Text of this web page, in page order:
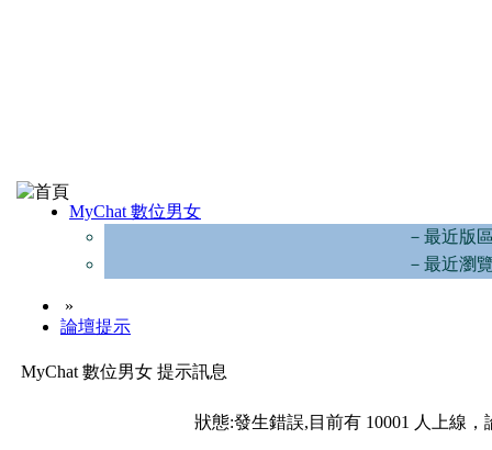
MyChat 數位男女
－最近版
－最近瀏
»
論壇提示
MyChat 數位男女 提示訊息
狀態:發生錯誤,目前有 10001 人上線